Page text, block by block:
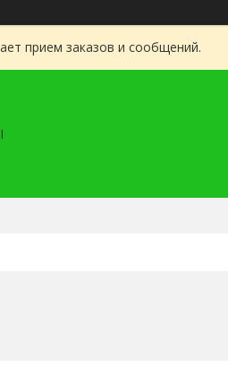
прием заказов и сообщений.